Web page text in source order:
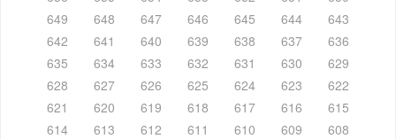
649
648 647 646 645 644
643
642
641 640 639 638 637
636
635
634 633 632 631 630
629
628
627 626 625 624 623
622
621
620 619 618 617 616
615
614
613 612 611 610 609
608